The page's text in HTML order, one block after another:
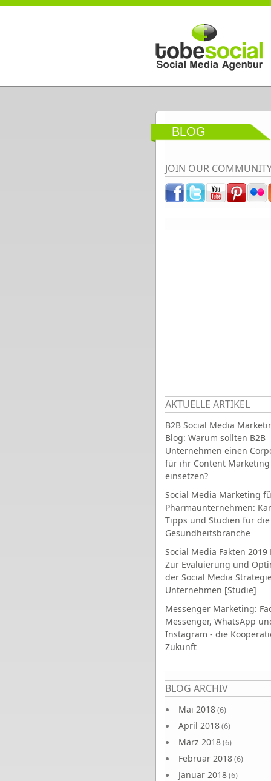
Direkt zum Inhalt
BLOG
JOIN OUR
AKTUELLE ARTIKEL
B2B Social Media
Blog: Warum sollten B2B
Unternehmen einen
für ihr Content Marketing
einsetzen?
Social Media Marketing
Pharmaunternehmen:
Tipps und Studien für die
Gesundheitsbranche
Social Media Fakten 2019
Zur Evaluierung und
der Social Media
Unternehmen [Studie]
Messenger Marketing:
Messenger, WhatsApp
Instagram - die
Zukunft
BLOG ARCHIV
Mai 2018(6)
April 2018(6)
März 2018(6)
Februar 2018(6)
Januar 2018(6)
Seiten